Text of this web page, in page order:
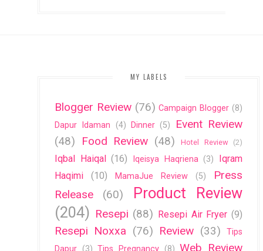
MY LABELS
Blogger Review (76) Campaign Blogger (8)
Dapur Idaman
(4) Dinner (5)
Event Review
(48)
Food Review (48) Hotel Review (2)
Iqbal Haiqal (16) Iqeisya Haqriena (3)
Iqram
Haqimi
(10) MamaJue Review (5)
Press
Release
(60)
Product Review
(204) Resepi (88) Resepi Air Fryer (9)
Resepi Noxxa (76) Review (33)
Tips
Dapur (3) Tips Pregnancy (8) Web Review